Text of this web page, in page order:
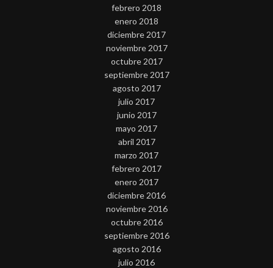
febrero 2018
enero 2018
diciembre 2017
noviembre 2017
octubre 2017
septiembre 2017
agosto 2017
julio 2017
junio 2017
mayo 2017
abril 2017
marzo 2017
febrero 2017
enero 2017
diciembre 2016
noviembre 2016
octubre 2016
septiembre 2016
agosto 2016
julio 2016